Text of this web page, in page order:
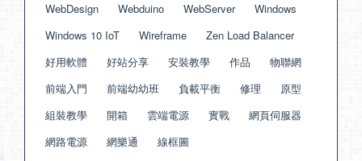
WebDesign
Webduino WebServer
Windows
Windows 10 IoT
Wireframe
Zen Load Balancer
好用軟體
好站分享 安裝教學 作品
物聯網
前端入門
前端幼幼班 負載平衡 修理
原型
組裝教學
開箱 雲端電源 實戰
網頁伺服器
網路電源
網樂通 線框圖